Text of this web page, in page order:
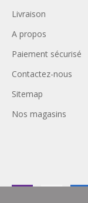
Livraison
A propos
Paiement sécurisé
Contactez-nous
Sitemap
Nos magasins